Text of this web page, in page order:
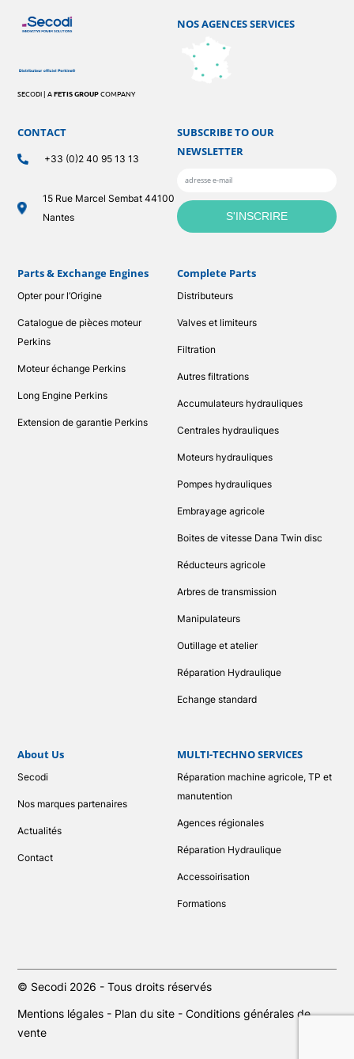
SECODI | AFETIS GROUPCOMPANY
Parts & Exchange Engines
Opter pour l’Origine
Catalogue de pièces moteur
Perkins
Moteur échange Perkins
Long Engine Perkins
Extension de garantie Perkins
CONTACT
+33 (0)2 40 95 13 13
15 Rue Marcel Sembat 44100
Nantes
Complete Parts
Distributeurs
Valves et limiteurs
Filtration
Autres filtrations
Accumulateurs hydrauliques
Centrales hydrauliques
Moteurs hydrauliques
Pompes hydrauliques
Embrayage agricole
Boites de vitesse Dana Twin disc
Réducteurs agricole
Arbres de transmission
Manipulateurs
Outillage et atelier
Réparation Hydraulique
Echange standard
NOS AGENCES SERVICES
About Us
Secodi
Nos marques partenaires
Actualités
Contact
SUBSCRIBE TO OUR
NEWSLETTER
MULTI-TECHNO SERVICES
Réparation machine agricole, TP et
manutention
Agences régionales
Réparation Hydraulique
Accessoirisation
Formations
© Secodi 2026 - Tous droits réservés
Mentions légales - Plan du site -Conditions générales de
vente